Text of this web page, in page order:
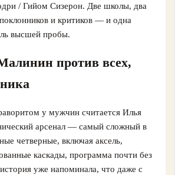
/ Гийом Сизерон. Две школы, два
и критиков — и одна
высшей пробы.
против всех,
у мужчин считается Илья
арсенал — самый сложный в
четверные, включая аксель,
каскады, программа почти без
уже напоминала, что даже с